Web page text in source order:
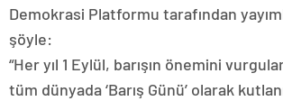
Demokrasi Platformu tarafından
şöyle:
“Her yıl 1 Eylül, barışın önemini
tüm dünyada ‘Barış Günü’ olarak